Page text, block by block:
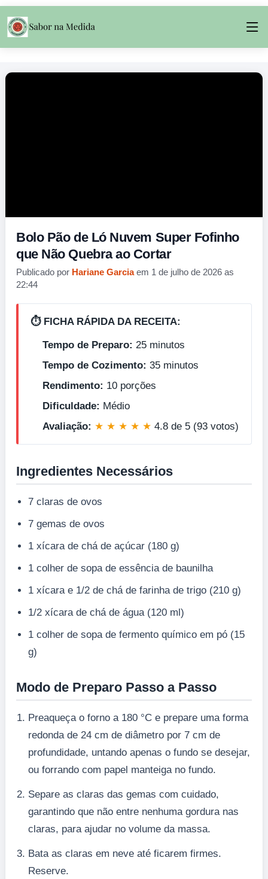
Bolo Pão de Ló Nuvem Super Fofinho
que Não Quebra ao Cortar
Publicado por Hariane Garciaem 1 de julho de 2026 as
22:44
⏱️ FICHA RÁPIDA DA RECEITA:
Tempo de Preparo: 25 minutos
Tempo de Cozimento: 35 minutos
Rendimento: 10 porções
Dificuldade: Médio
Avaliação: ★ ★ ★ ★ ★ 4.8 de 5 (93 votos)
Ingredientes Necessários
7 claras de ovos
7 gemas de ovos
1 xícara de chá de açúcar (180 g)
1 colher de sopa de essência de baunilha
1 xícara e 1/2 de chá de farinha de trigo (210 g)
1/2 xícara de chá de água (120 ml)
1 colher de sopa de fermento químico em pó (15
g)
Modo de Preparo Passo a Passo
Preaqueça o forno a 180 °C e prepare uma forma
redonda de 24 cm de diâmetro por 7 cm de
profundidade, untando apenas o fundo se desejar,
ou forrando com papel manteiga no fundo.
Separe as claras das gemas com cuidado,
garantindo que não entre nenhuma gordura nas
claras, para ajudar no volume da massa.
Bata as claras em neve até ficarem firmes.
Reserve.